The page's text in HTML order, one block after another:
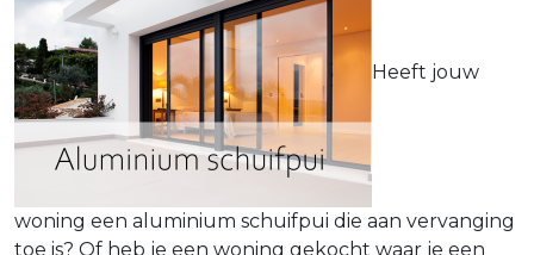
Heeft jouw
woning een aluminium schuifpui die aan vervanging
toe is? Of heb je een woning gekocht waar je een